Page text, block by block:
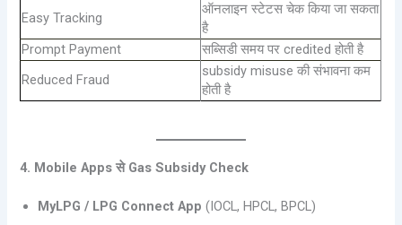
Easy Tracking
ऑनलाइन स्टेटस चेक किया जा सकता
है
Prompt Payment
सब्सिडी समय पर credited होती है
Reduced Fraud
subsidy misuse की संभावना कम
होती है
4. Mobile Apps से Gas Subsidy Check
MyLPG / LPG Connect App (IOCL, HPCL, BPCL)